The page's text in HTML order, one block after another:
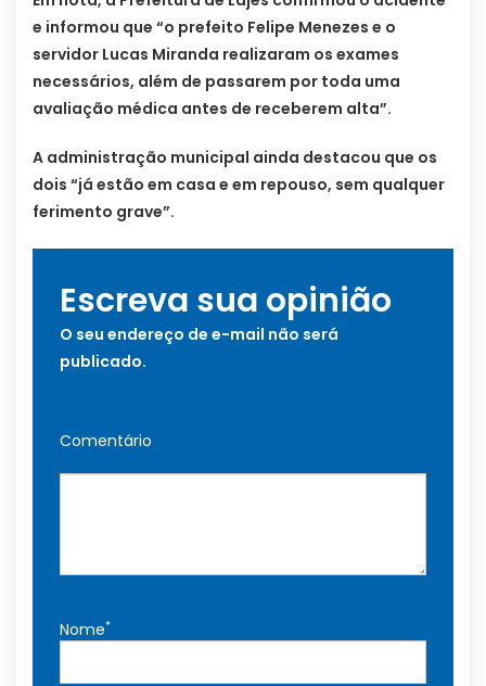
e informou que “o prefeito Felipe Menezes e o
servidor Lucas Miranda realizaram os exames
necessários, além de passarem por toda uma
avaliação médica antes de receberem alta”.
A administração municipal ainda destacou que os
dois “já estão em casa e em repouso, sem qualquer
ferimento grave”.
Escreva sua opinião
O seu endereço de e-mail não será
publicado.
Comentário
Nome*